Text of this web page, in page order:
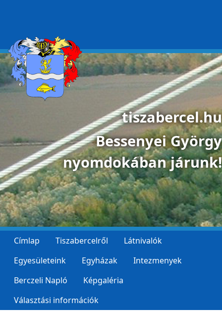
tiszabercel.hu
Bessenyei György
nyomdokában járunk!
Címlap Tiszabercelről
Látnivalók
Egyesületeink
Egyházak
Intezmenyek
Berczeli Napló
Képgaléria
Választási információk